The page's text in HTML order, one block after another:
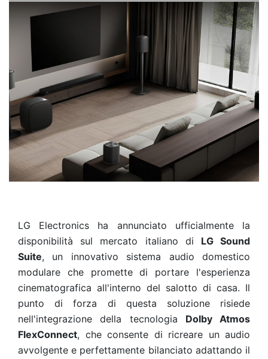
LG Electronics ha annunciato ufficialmente la
disponibilità sul mercato italiano di LG Sound
Suite, un innovativo sistema audio domestico
modulare che promette di portare l'esperienza
cinematografica all'interno del salotto di casa. Il
punto di forza di questa soluzione risiede
nell'integrazione della tecnologia Dolby Atmos
FlexConnect, che consente di ricreare un audio
avvolgente e perfettamente bilanciato adattando il